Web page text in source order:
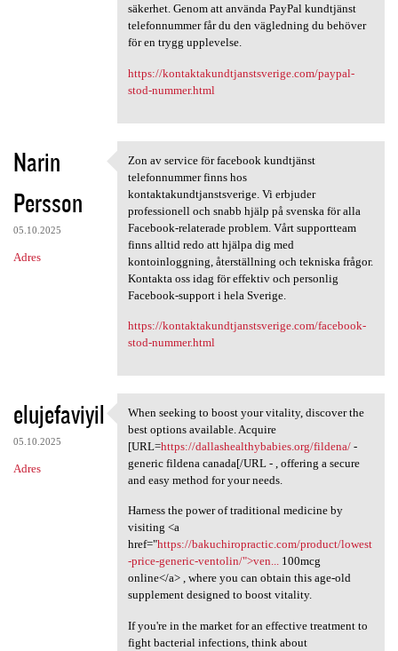
säkerhet. Genom att använda PayPal kundtjänst
telefonnummer får du den vägledning du behöver
för en trygg upplevelse.
https://kontaktakundtjanstsverige.com/paypal-
stod-nummer.html
Narin
Persson
05.10.2025
Adres
Zon av service för facebook
Zon av service för facebook kundtjänst
telefonnummer finns hos
kontaktakundtjanstsverige. Vi erbjuder
professionell och snabb hjälp på svenska för alla
Facebook-relaterade problem. Vårt supportteam
finns alltid redo att hjälpa dig med
kontoinloggning, återställning och tekniska frågor.
Kontakta oss idag för effektiv och personlig
Facebook-support i hela Sverige.
https://kontaktakundtjanstsverige.com/facebook-
stod-nummer.html
elujefaviyil
05.10.2025
Adres
When seeking to boost your
When seeking to boost your vitality, discover the
best options available. Acquire
[URL=https://dallashealthybabies.org/fildena/-
generic fildena canada[/URL - , offering a secure
and easy method for your needs.
Harness the power of traditional medicine by
visiting <a
href="https://bakuchiropractic.com/product/lowest
-price-generic-ventolin/">ven...100mcg
online</a> , where you can obtain this age-old
supplement designed to boost vitality.
If you're in the market for an effective treatment to
fight bacterial infections, think about